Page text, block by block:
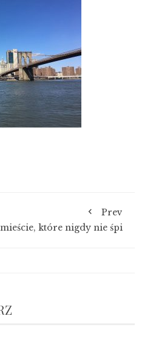
Prev
które nigdy nie śpi